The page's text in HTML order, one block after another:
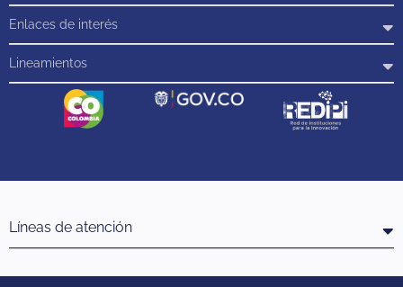
Enlaces de interés
Lineamientos
Líneas de atención